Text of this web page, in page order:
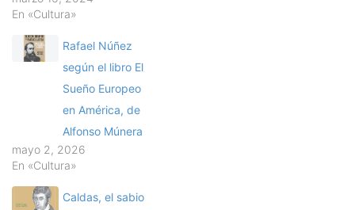
En «Cultura»
Rafael Núñez
según el libro El
Sueño Europeo
en América, de
Alfonso Múnera
mayo 2, 2026
En «Cultura»
Caldas, el sabio